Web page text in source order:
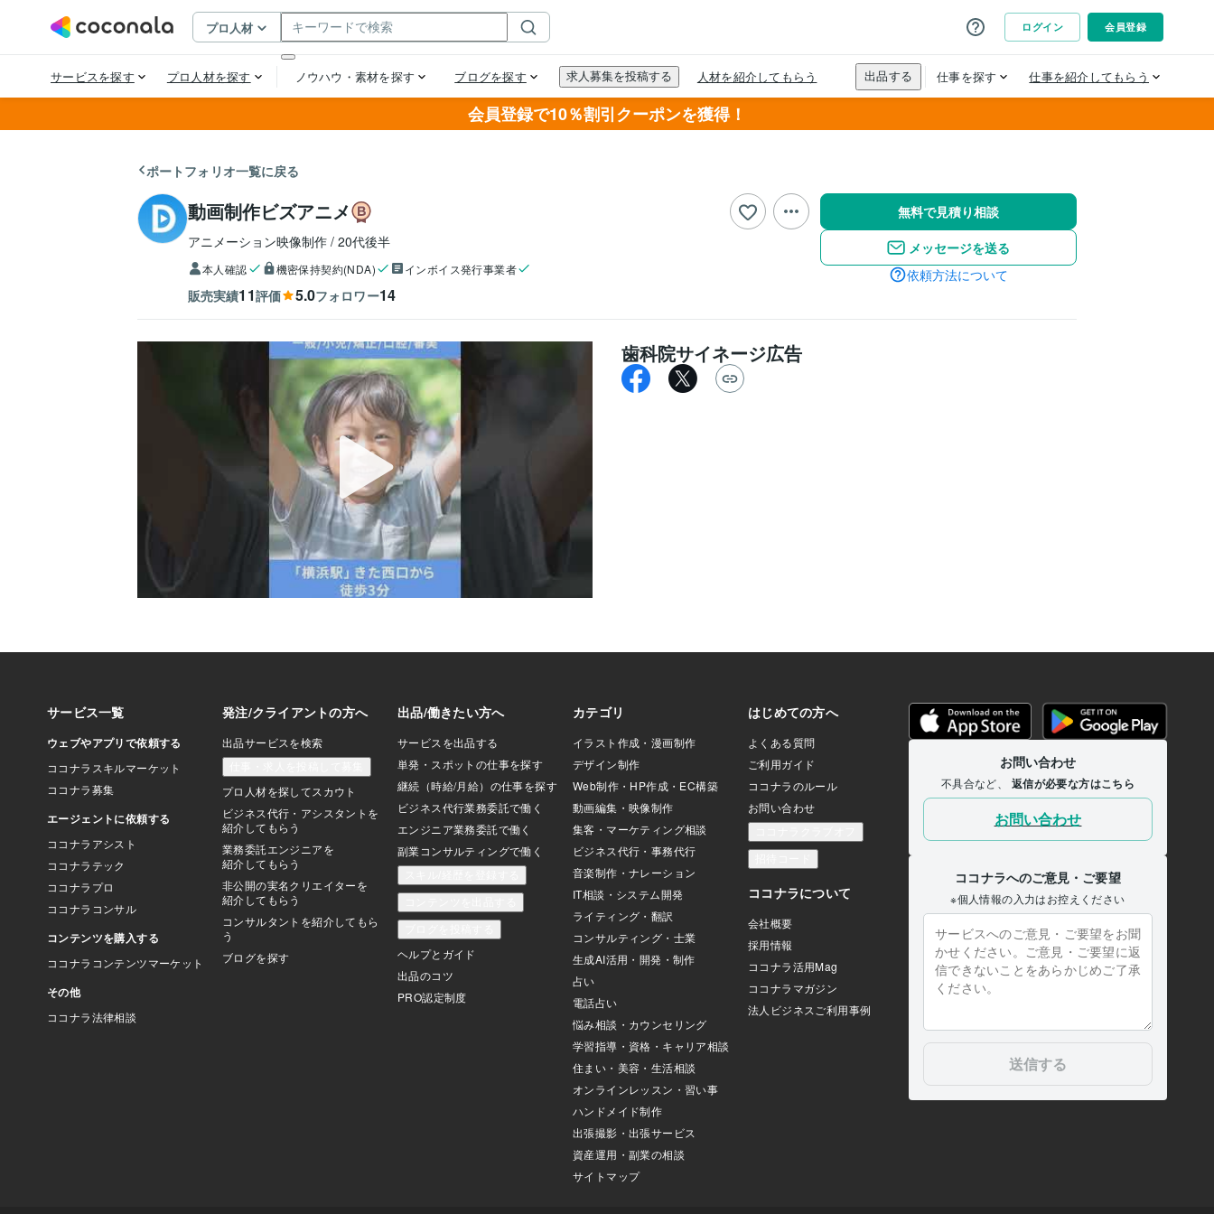
会員登録で10％割引クーポンを獲得！
ポートフォリオ一覧に戻る
動画制作ビズアニメ
アニメーション映像制作 20代後半
本人確認 機密保持契約(NDA) インボイス発行事業者
販売実績11評価 5.0フォロワー14
無料で見積り相談
メッセージを送る
依頼方法について
歯科院サイネージ広告